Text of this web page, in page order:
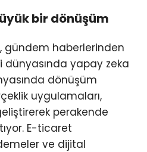
bir dönüşüm
gündem haberlerinden
dünyasında yapay zeka
dönüşüm
uygulamaları,
perakende
E-ticaret
ve dijital